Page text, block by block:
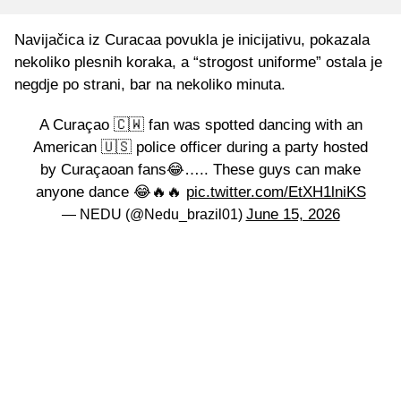
Navijačica iz Curacaa povukla je inicijativu, pokazala
nekoliko plesnih koraka, a “strogost uniforme” ostala je
negdje po strani, bar na nekoliko minuta.
A Curaçao 🇨🇼 fan was spotted dancing with an
American 🇺🇸 police officer during a party hosted
by Curaçaoan fans😂….. These guys can make
anyone dance 😂🔥🔥 pic.twitter.com/EtXH1lniKS
— NEDU (@Nedu_brazil01) June 15, 2026